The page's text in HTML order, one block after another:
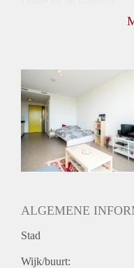
Huurtoeslag
Mogelijk
Inkomen eis
2,8 X Maandhuur Bruto
Huurtermijn
Onbepaalde termijn
Oplevering
ALGEMENE
Stad
Wijk/buurt: